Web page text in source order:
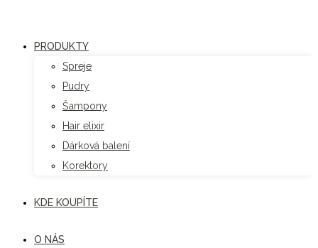
obsahu
PRODUKTY
Spreje
Pudry
Šampony
Hair elixir
Dárková balení
Korektory
KDE KOUPÍTE
O NÁS